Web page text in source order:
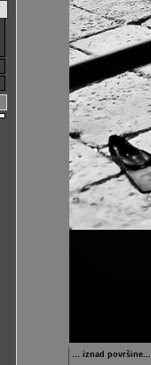
... iznad površine...